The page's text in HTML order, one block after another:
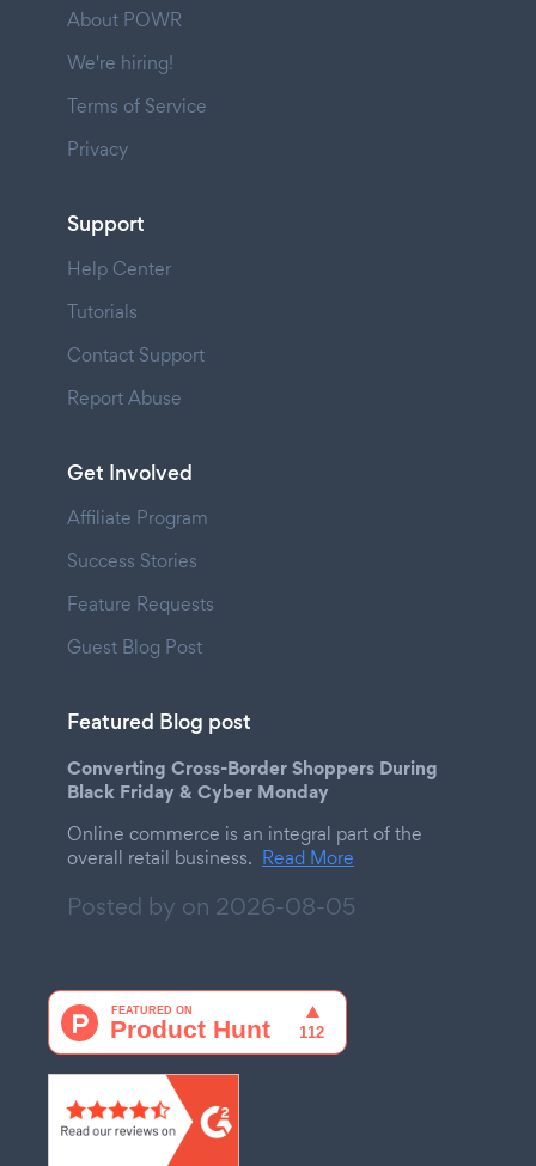
About POWR
We're hiring!
Terms of Service
Privacy
Support
Help Center
Tutorials
Contact Support
Report Abuse
Get Involved
Affiliate Program
Success Stories
Feature Requests
Guest Blog Post
Featured Blog post
Converting Cross-Border Shoppers During
Black Friday & Cyber Monday
Online commerce is an integral part of the
overall retail business. Read More
Posted by on 2026-08-05